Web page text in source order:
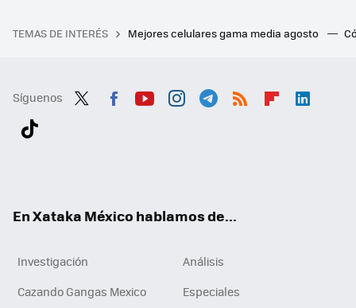
TEMAS DE INTERÉS Mejores celulares gama media agosto
Síguenos
En Xataka México hablamos de...
Investigación
Análisis
Cazando Gangas Mexico
Especiales